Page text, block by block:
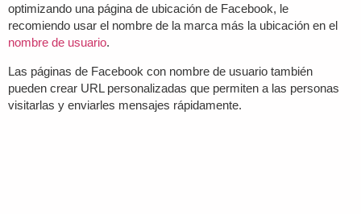
optimizando una página de ubicación de Facebook, le
recomiendo usar el nombre de la marca más la ubicación en el
nombre de usuario.
Las páginas de Facebook con nombre de usuario también
pueden crear URL personalizadas que permiten a las personas
visitarlas y enviarles mensajes rápidamente.